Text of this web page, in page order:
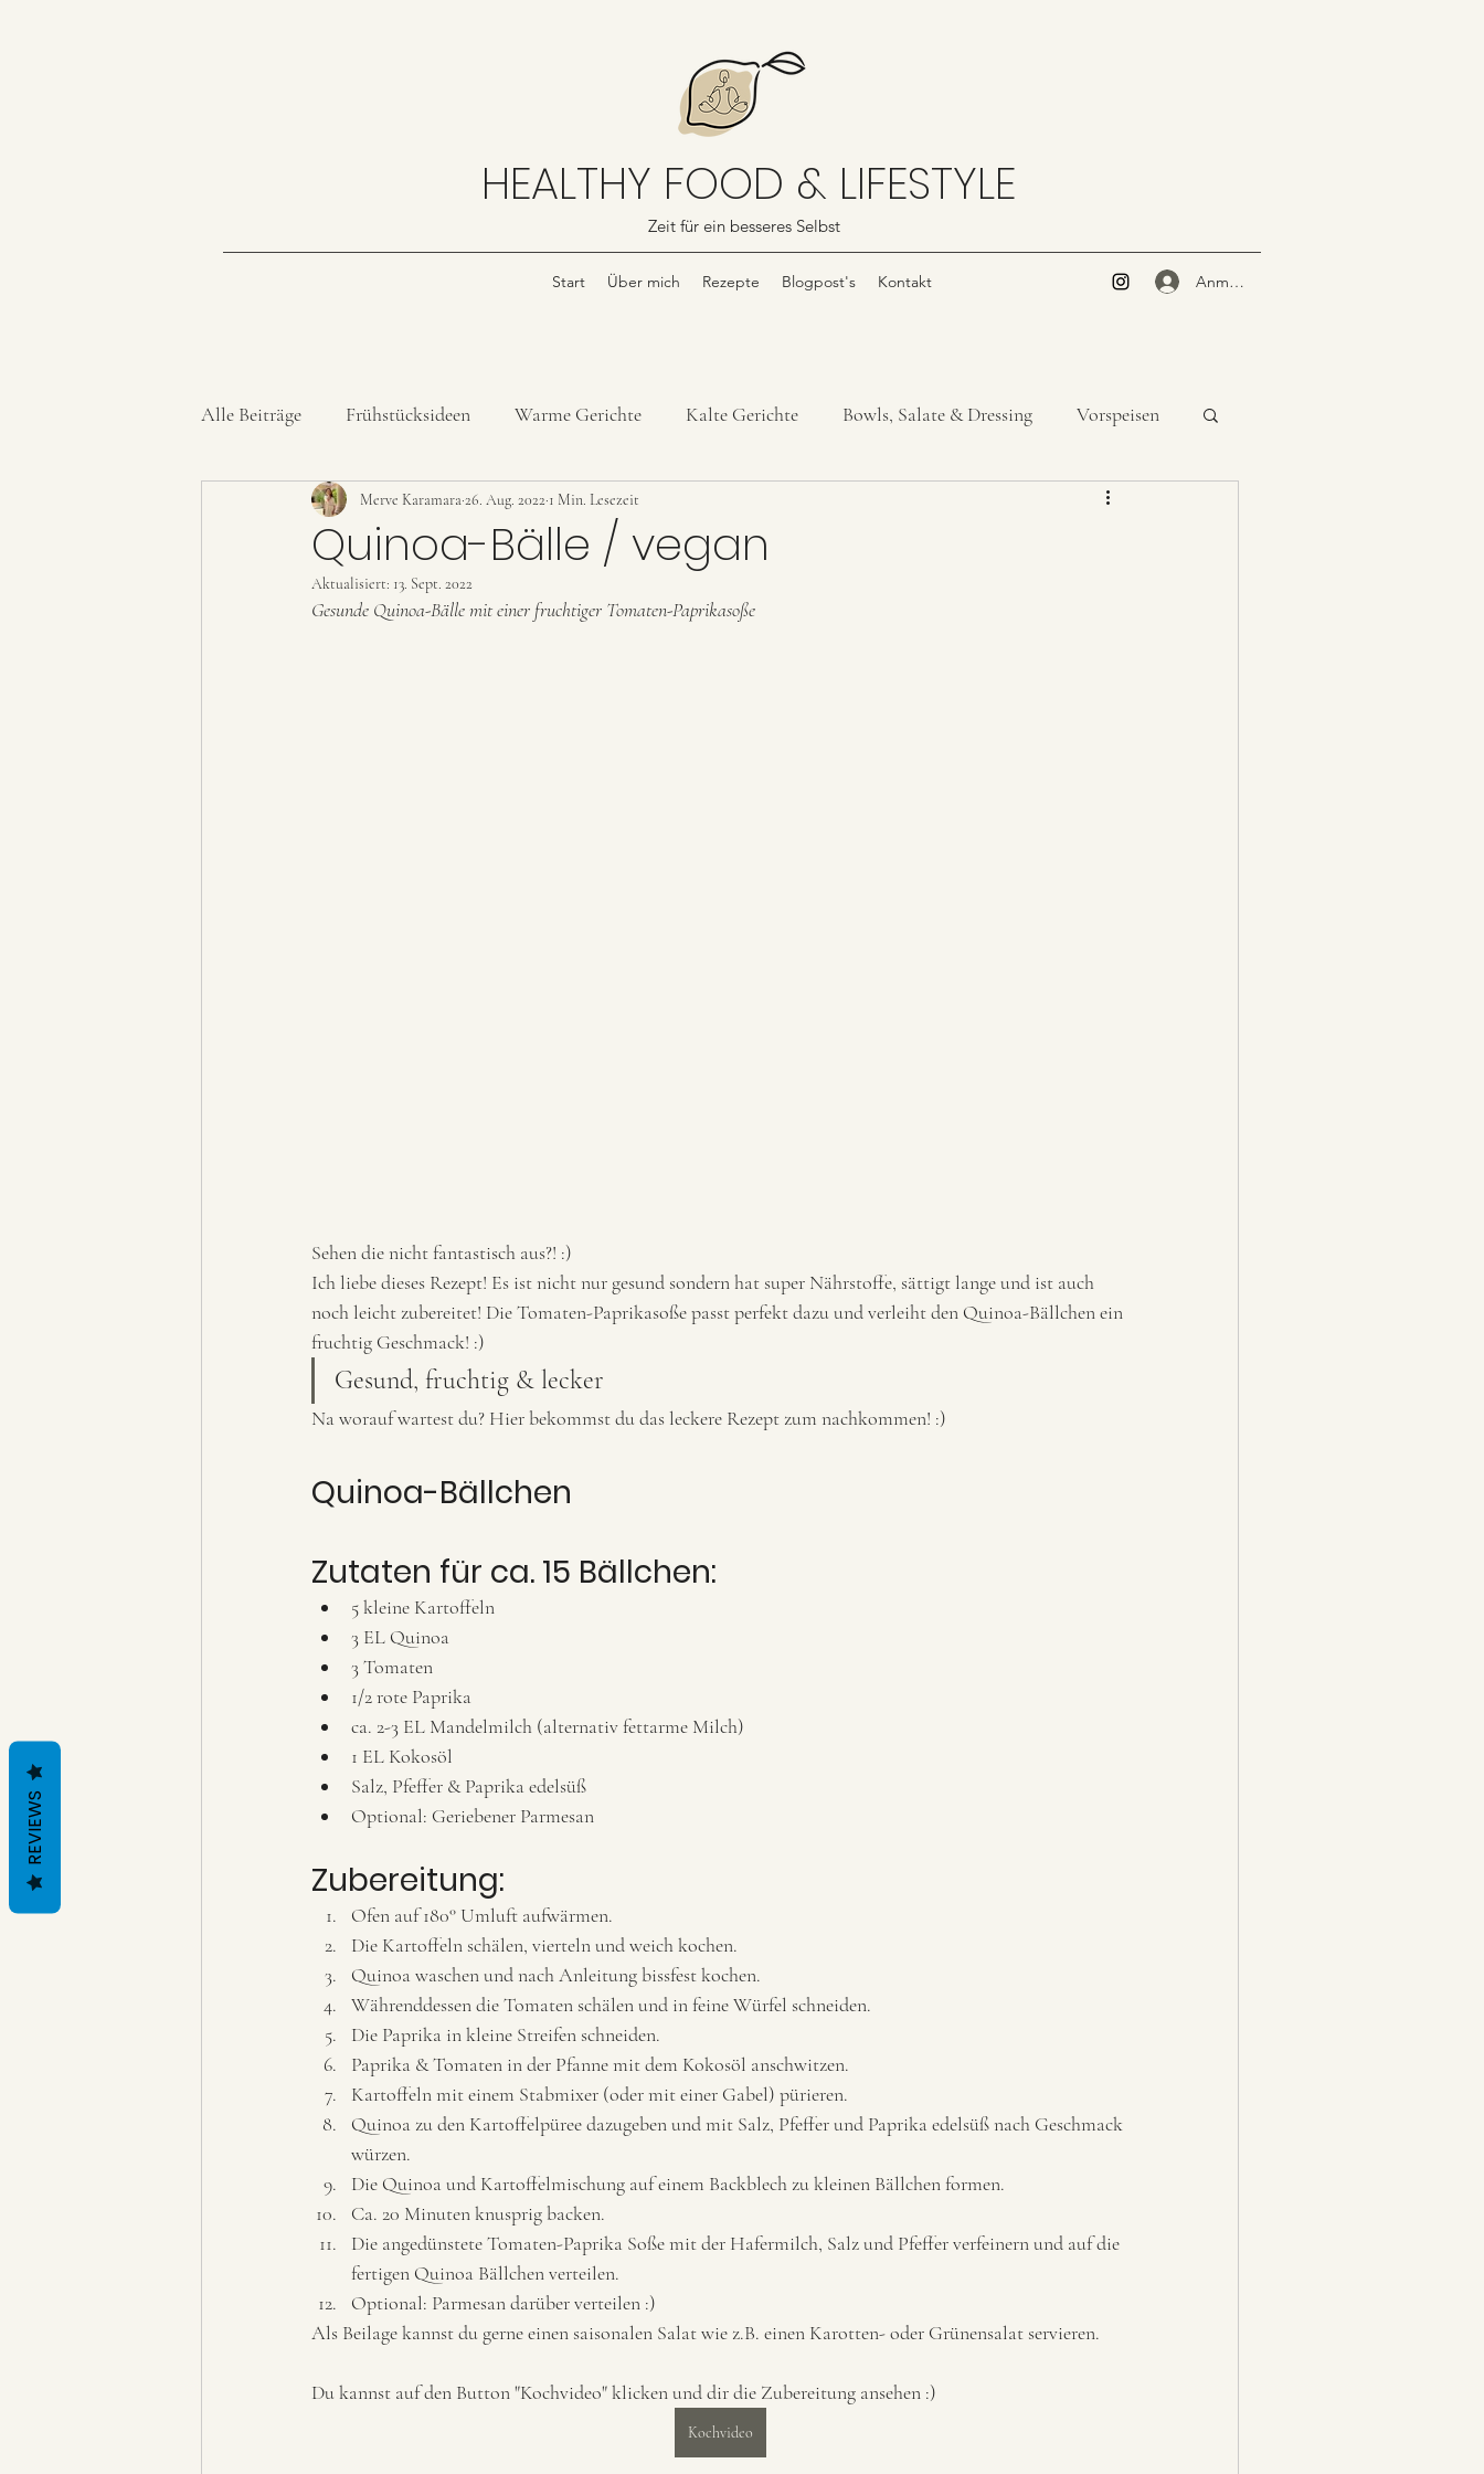
HEALTHY FOOD & LIFESTYLE
Zeit für ein besseres Selbst
Start Über mich Rezepte Blogpost's Kontakt Anmelden
Alle Beiträge Frühstücksideen Warme Gerichte Kalte Gerichte Bowls, Salate & Dressing Vorspeisen
Snacks Getränke Beilagen
Quinoa-Bälle / vegan
Merve Karamara26. Aug. 2022 1 Min. Lesezeit
Aktualisiert: 13. Sept. 2022
Gesunde Quinoa-Bälle mit einer fruchtiger Tomaten-Paprikasoße
Sehen die nicht fantastisch aus?! :)
Ich liebe dieses Rezept! Es ist nicht nur gesund sondern hat super Nährstoffe, sättigt lange und ist auch
noch leicht zubereitet! Die Tomaten-Paprikasoße passt perfekt dazu und verleiht den Quinoa-Bällchen ein
fruchtig Geschmack! :)
Gesund, fruchtig & lecker
Na worauf wartest du? Hier bekommst du das leckere Rezept zum nachkommen! :)
Quinoa-Bällchen
Zutaten für ca. 15 Bällchen:
5 kleine Kartoffeln
3 EL Quinoa
3 Tomaten
1/2 rote Paprika
ca. 2-3 EL Mandelmilch (alternativ fettarme Milch)
1 EL Kokosöl
Salz, Pfeffer & Paprika edelsüß
Optional: Geriebener Parmesan
Zubereitung:
Ofen auf 180° Umluft aufwärmen.
Die Kartoffeln schälen, vierteln und weich kochen.
Quinoa waschen und nach Anleitung bissfest kochen.
Währenddessen die Tomaten schälen und in feine Würfel schneiden.
Die Paprika in kleine Streifen schneiden.
Paprika & Tomaten in der Pfanne mit dem Kokosöl anschwitzen.
Kartoffeln mit einem Stabmixer (oder mit einer Gabel) pürieren.
Quinoa zu den Kartoffelpüree dazugeben und mit Salz, Pfeffer und Paprika edelsüß nach Geschmack
würzen.
Die Quinoa und Kartoffelmischung auf einem Backblech zu kleinen Bällchen formen.
Ca. 20 Minuten knusprig backen.
Die angedünstete Tomaten-Paprika Soße mit der Hafermilch, Salz und Pfeffer verfeinern und auf die
fertigen Quinoa Bällchen verteilen.
Optional: Parmesan darüber verteilen :)
Als Beilage kannst du gerne einen saisonalen Salat wie z.B. einen Karotten- oder Grünensalat servieren.
Du kannst auf den Button "Kochvideo" klicken und dir die Zubereitung ansehen :)
Kochvideo
REVIEWS